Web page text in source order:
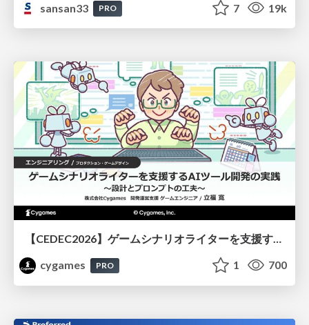
sansan33
PRO 7 19k
【CEDEC2026】ゲームシナリオライターを支援するAIツール開発の実践 ― 設計とプロンプトの工夫 ―
cygames
PRO 1 700